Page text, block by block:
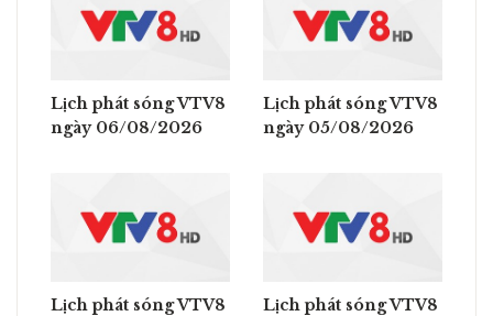
Lịch phát sóng VTV8
ngày 06/08/2026
Lịch phát sóng VTV8
ngày 05/08/2026
Lịch phát sóng VTV8
Lịch phát sóng VTV8